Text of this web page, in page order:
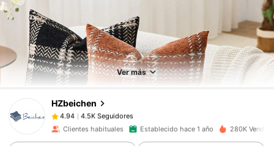
Ver más
HZbeichen
4.94 4.5K Seguidores
4.94 4.5K Seguidores
4.94 4.5K Seguidores
4.94
4.5K Seguidores
Hace 1 día
4.94
4.5K Seguidores
Clientes habituales Establecido hace 1 año 280K